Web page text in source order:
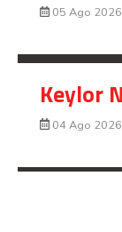
05 Ago 2026
Keylor
04 Ago 2026